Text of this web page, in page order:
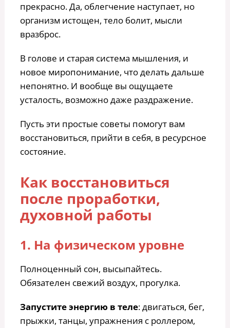
прекрасно. Да, облегчение наступает, но
организм истощен, тело болит, мысли
вразброс.
В голове и старая система мышления, и
новое миропонимание, что делать дальше
непонятно. И вообще вы ощущаете
усталость, возможно даже раздражение.
Пусть эти простые советы помогут вам
восстановиться, прийти в себя, в ресурсное
состояние.
Как восстановиться
после проработки,
духовной работы
1. На физическом уровне
Полноценный сон, высыпайтесь.
Обязателен свежий воздух, прогулка.
Запустите энергию в теле: двигаться, бег,
прыжки, танцы, упражнения с роллером,